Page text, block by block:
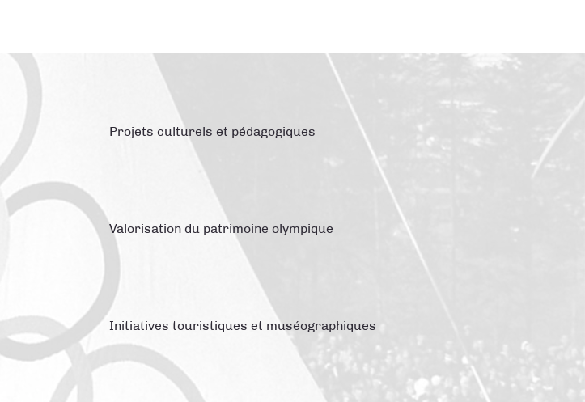
Projets culturels et pédagogiques
Valorisation du patrimoine olympique
Initiatives touristiques et muséographiques